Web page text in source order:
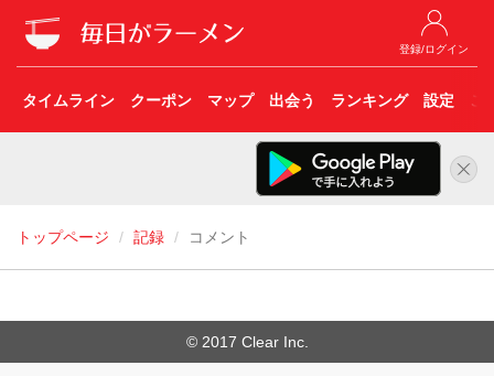
登録/ログイン
タイムライン クーポン マップ 出会う ランキング 設定 こ
トップページ 記録 コメント
© 2017 Clear Inc.